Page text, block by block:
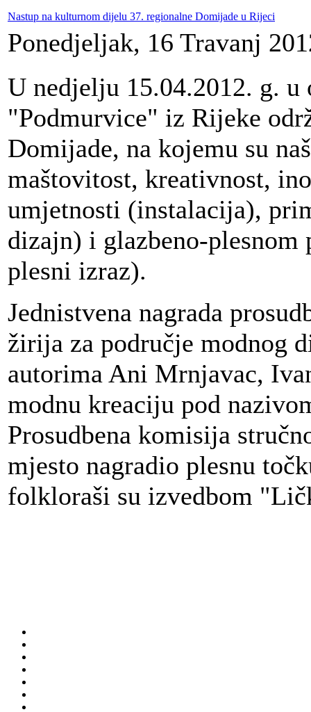
Nastup na kulturnom dijelu 37. regionalne Domijade u Rijeci
Ponedjeljak, 16 Travanj
U nedjelju 15.04.2012. g.
"Podmurvice" iz Rijeke
Domijade, na kojemu su
maštovitost, kreativnost,
umjetnosti (instalacija),
dizajn) i glazbeno-
plesni izraz).
Jednistvena nagrada
žirija za područje modnog
autorima Ani Mrnjavac,
modnu kreaciju pod
Prosudbena komisija
mjesto nagradio plesnu
folkloraši su izvedbom